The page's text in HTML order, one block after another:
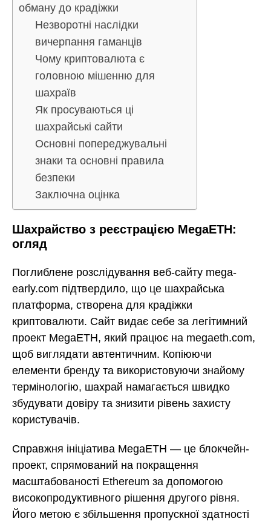
обману до крадіжки
Незворотні наслідки
вичерпання гаманців
Чому криптовалюта є
головною мішенню для
шахраїв
Як просуваються ці
шахрайські сайти
Основні попереджувальні
знаки та основні правила
безпеки
Заключна оцінка
Шахрайство з реєстрацією MegaETH:
огляд
Поглиблене розслідування веб-сайту mega-
early.com підтвердило, що це шахрайська
платформа, створена для крадіжки
криптовалюти. Сайт видає себе за легітимний
проект MegaETH, який працює на megaeth.com,
щоб виглядати автентичним. Копіюючи
елементи бренду та використовуючи знайому
термінологію, шахрай намагається швидко
збудувати довіру та знизити рівень захисту
користувачів.
Справжня ініціатива MegaETH — це блокчейн-
проект, спрямований на покращення
масштабованості Ethereum за допомогою
високопродуктивного рішення другого рівня.
Його метою є збільшення пропускної здатності